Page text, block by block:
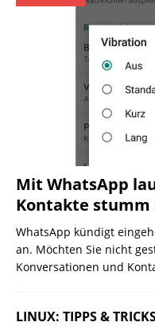
Mit WhatsApp
Kontakte stumm
WhatsApp kündigt
an. Möchten Sie nicht
Konversationen und
LINUX: TIPPS &